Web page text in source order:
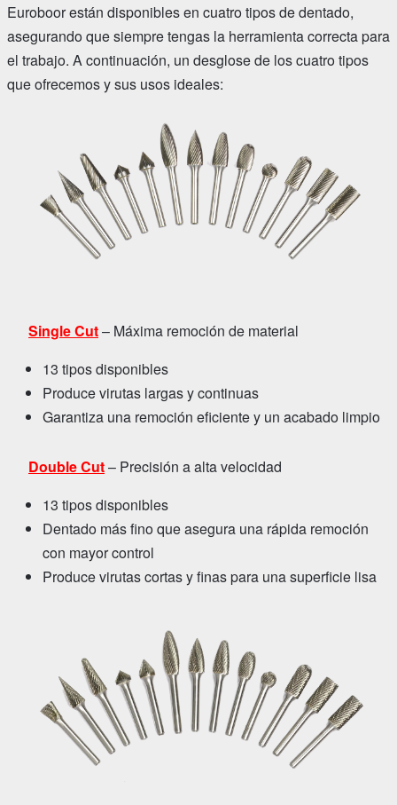
Euroboor están disponibles en cuatro tipos de dentado,
asegurando que siempre tengas la herramienta correcta para
el trabajo. A continuación, un desglose de los cuatro tipos
que ofrecemos y sus usos ideales:
Single Cut– Máxima remoción de material
13 tipos disponibles
Produce virutas largas y continuas
Garantiza una remoción eficiente y un acabado limpio
Double Cut– Precisión a alta velocidad
13 tipos disponibles
Dentado más fino que asegura una rápida remoción
con mayor control
Produce virutas cortas y finas para una superficie lisa